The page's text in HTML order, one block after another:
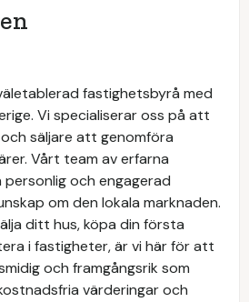
fastighetsbyrå med
Vi specialiserar oss på att
säljare att genomföra
Vårt team av erfarna
personlig och engagerad
om den lokala marknaden.
ditt hus, köpa din första
i fastigheter, är vi här för att
och framgångsrik som
värderingar och